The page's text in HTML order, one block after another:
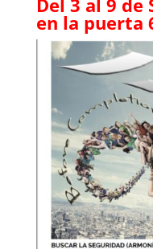
Del 3 al 9 de
en la puerta